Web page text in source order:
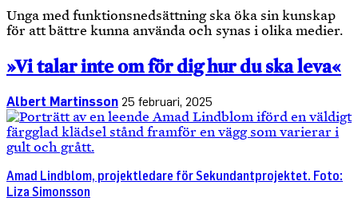
Unga med funktionsnedsättning ska öka sin kunskap
för att bättre kunna använda och synas i olika medier.
»Vi talar inte om för dig hur du ska leva«
Albert Martinsson 25 februari, 2025
Amad Lindblom, projektledare för Sekundantprojektet. Foto:
Liza Simonsson